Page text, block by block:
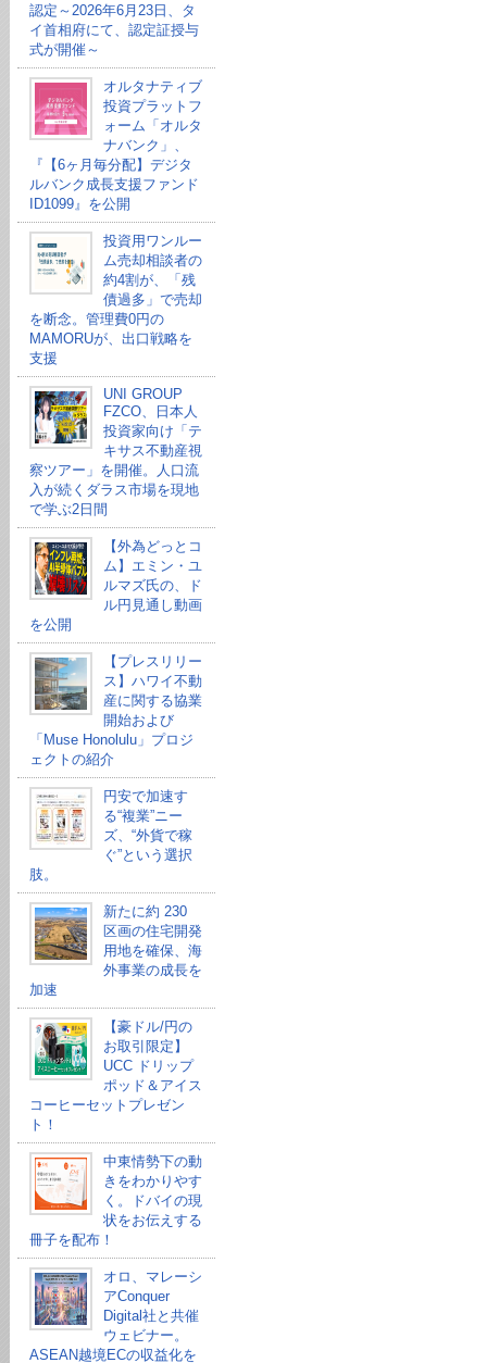
認定～2026年6月23日、タ
イ首相府にて、認定証授与
式が開催～
オルタナティブ
投資プラットフ
ォーム「オルタ
ナバンク」、
『【6ヶ月毎分配】デジタ
ルバンク成長支援ファンド
ID1099』を公開
投資用ワンルー
ム売却相談者の
約4割が、「残
債過多」で売却
を断念。管理費0円の
MAMORUが、出口戦略を
支援
UNI GROUP
FZCO、日本人
投資家向け「テ
キサス不動産視
察ツアー」を開催。人口流
入が続くダラス市場を現地
で学ぶ2日間
【外為どっとコ
ム】エミン・ユ
ルマズ氏の、ド
ル円見通し動画
を公開
【プレスリリー
ス】ハワイ不動
産に関する協業
開始および
「Muse Honolulu」プロジ
ェクトの紹介
円安で加速す
る“複業”ニー
ズ、“外貨で稼
ぐ”という選択
肢。
新たに約 230
区画の住宅開発
用地を確保、海
外事業の成長を
加速
【豪ドル/円の
お取引限定】
UCC ドリップ
ポッド＆アイス
コーヒーセットプレゼン
ト！
中東情勢下の動
きをわかりやす
く。ドバイの現
状をお伝えする
冊子を配布！
オロ、マレーシ
アConquer
Digital社と共催
ウェビナー。
ASEAN越境ECの収益化を